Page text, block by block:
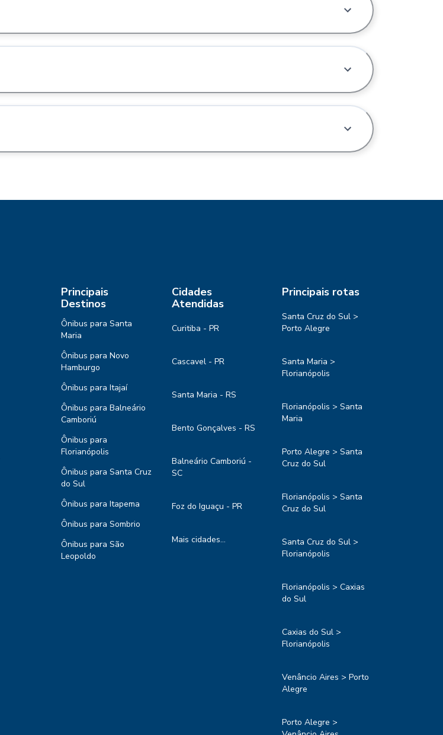
Principais
Destinos
Ônibus para Santa
Maria
Ônibus para Novo
Hamburgo
Ônibus para Itajaí
Ônibus para Balneário
Camboriú
Ônibus para
Florianópolis
Ônibus para Santa Cruz
do Sul
Ônibus para Itapema
Ônibus para Sombrio
Ônibus para São
Leopoldo
Cidades
Atendidas
Curitiba - PR
Cascavel - PR
Santa Maria - RS
Bento Gonçalves - RS
Balneário Camboriú -
SC
Foz do Iguaçu - PR
Mais cidades...
Principais rotas
Santa Cruz do Sul >
Porto Alegre
Santa Maria >
Florianópolis
Florianópolis > Santa
Maria
Porto Alegre > Santa
Cruz do Sul
Florianópolis > Santa
Cruz do Sul
Santa Cruz do Sul >
Florianópolis
Florianópolis > Caxias
do Sul
Caxias do Sul >
Florianópolis
Venâncio Aires > Porto
Alegre
Porto Alegre >